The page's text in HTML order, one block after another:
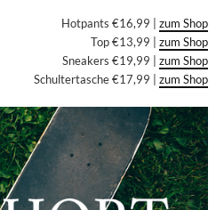
Hotpants €16,99 |zum Shop
Top €13,99 |zum Shop
Sneakers €19,99 |zum Shop
Schultertasche €17,99 |zum Shop